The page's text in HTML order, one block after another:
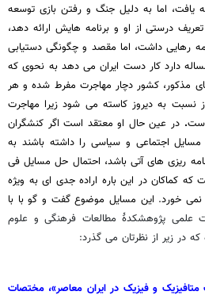
غلبه یافت، اما به دلیل جنگ و رفتن بازی توسعه
درستی از او و برنامه هایش ارائه دهد،
رهایی داشت، اما مقصد و چگونگی دستیابی
دارد کار دست ایران می دهد به نحوی که
مذکور، کشور دچار مهاجرت مفرط شده و هر
نسبت به دیروز کاسته می شود زیرا مهاجرت
. در عین حال او معتقد است اگر کنشگران
اجتماعی و سیاسی را داشته باشند به
ریزی های آتی باشد، احتمال حل مسایل فی
که کماکان در این باره اراده جدی ای به ویژه
خورد. این مسایل موضوع گفت و گو با با
علمی پژوهشکدۀ مطالعات فرهنگی و علوم
که در زیر از نظرتان می گذرد:
و فیزیک در ایران معاصر»، مختصات